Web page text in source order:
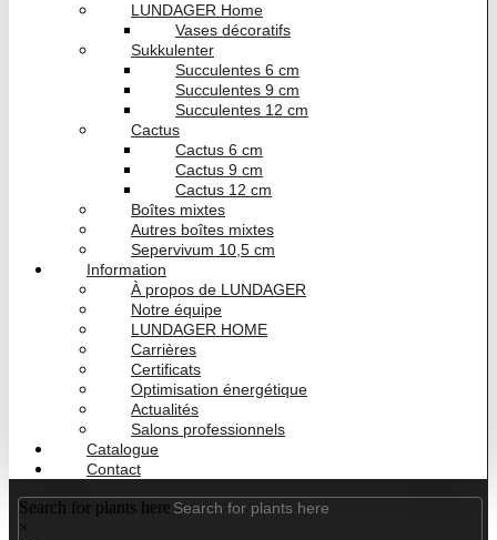
LUNDAGER Home
Vases décoratifs
Sukkulenter
Succulentes 6 cm
Succulentes 9 cm
Succulentes 12 cm
Cactus
Cactus 6 cm
Cactus 9 cm
Cactus 12 cm
Boîtes mixtes
Autres boîtes mixtes
Sepervivum 10,5 cm
Information
À propos de LUNDAGER
Notre équipe
LUNDAGER HOME
Carrières
Certificats
Optimisation énergétique
Actualités
Salons professionnels
Catalogue
Contact
Search for plants here
×